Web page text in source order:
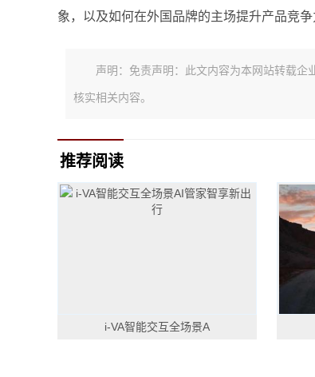
象，以及如何在外国品牌的主场提升产品竞争
声明：免责声明：此文内容为本网站转载
核实相关内容。
推荐阅读
i-VA智能交互全场景A